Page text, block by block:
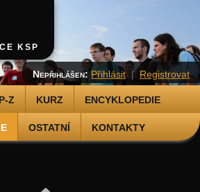
KSP
Z KURZ ENCYKLOPEDIE
OSTATNÍ KONTAKTY
Nepřihlášen: Přihlásit | Registrovat